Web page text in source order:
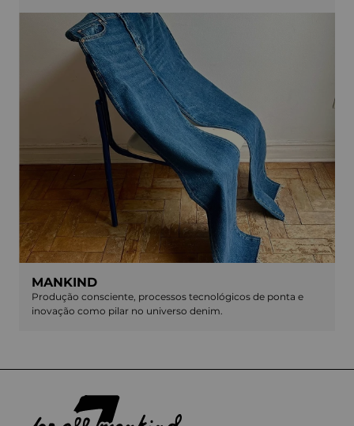
MANKIND
Produção consciente, processos tecnológicos de ponta e
inovação como pilar no universo denim.